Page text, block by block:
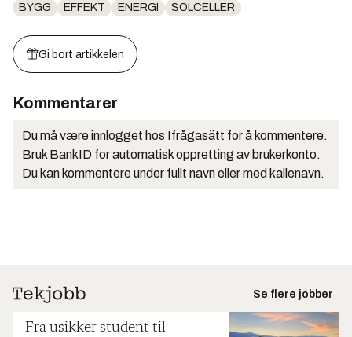
BYGG EFFEKT ENERGI SOLCELLER
Gi bort artikkelen
Kommentarer
Du må være innlogget hos Ifrågasätt for å kommentere.
Bruk BankID for automatisk oppretting av brukerkonto.
Du kan kommentere under fullt navn eller med kallenavn.
Se flere jobber
Fra usikker student til